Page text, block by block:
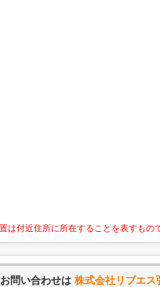
は付近住所に所在することを表すもの
問い合わせは 株式会社リブエス